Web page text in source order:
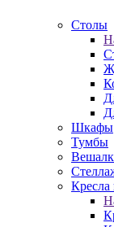
Столы
Шкафы
Тумбы
Кресла